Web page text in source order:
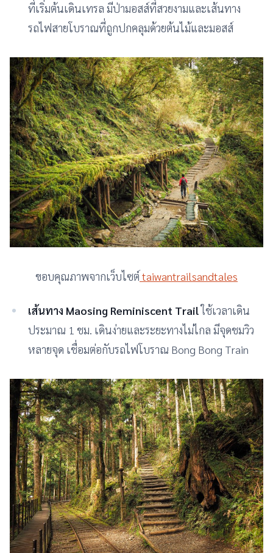
ที่เริ่มต้นเดินเทรล มีป่ามอสส์ที่สวยงามและเส้นทาง
รถไฟสายโบราณที่ถูกปกคลุมด้วยต้นไม้และมอสส์
ขอบคุณภาพจากเว็บไซต์taiwantrailsandtales
เส้นทาง Maosing Reminiscent Trailใช้เวลาเดิน
ประมาณ 1 ชม. เดินง่ายและระยะทางไม่ไกล มีจุดชมวิว
หลายจุด เชื่อมต่อกับรถไฟโบราณ Bong Bong Train